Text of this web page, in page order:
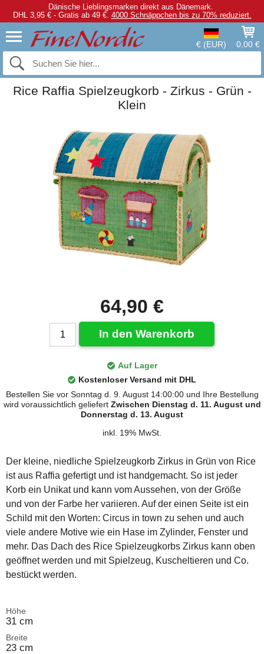
Dänische Lieblingsmarken direkt aus Dänemark.
DHL 3,95 € - Gratis ab 49 €. 4000 Schnäppchen bis zu 70% reduziert.
€ (EUR) 0,00 €
Rice Raffia Spielzeugkorb - Zirkus - Grün -
Klein
64,90 €
In den Warenkorb
Auf Lager
Kostenloser Versand mit DHL
Bestellen Sie vor Sonntag d. 9. August 14:00:00 und Ihre Bestellung
wird voraussichtlich geliefert Zwischen Dienstag d. 11. August und
Donnerstag d. 13. August
inkl. 19% MwSt.
Der kleine, niedliche Spielzeugkorb Zirkus in Grün von Rice
ist aus Raffia gefertigt und ist handgemacht. So ist jeder
Korb ein Unikat und kann vom Aussehen, von der Größe
und von der Farbe her variieren. Auf der einen Seite ist ein
Schild mit den Worten: Circus in town zu sehen und auch
viele andere Motive wie ein Hase im Zylinder, Fenster und
mehr. Das Dach des Rice Spielzeugkorbs Zirkus kann oben
geöffnet werden und mit Spielzeug, Kuscheltieren und Co.
bestückt werden.
Höhe
31 cm
Breite
23 cm